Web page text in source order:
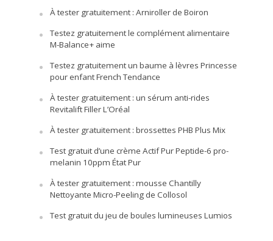
À tester gratuitement : Arniroller de Boiron
Testez gratuitement le complément alimentaire
M-Balance+ aime
Testez gratuitement un baume à lèvres Princesse
pour enfant French Tendance
À tester gratuitement : un sérum anti-rides
Revitalift Filler L’Oréal
À tester gratuitement : brossettes PHB Plus Mix
Test gratuit d’une crème Actif Pur Peptide-6 pro-
melanin 10ppm État Pur
À tester gratuitement : mousse Chantilly
Nettoyante Micro-Peeling de Collosol
Test gratuit du jeu de boules lumineuses Lumios